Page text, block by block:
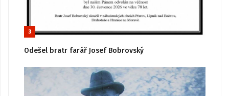
3
Odešel bratr farář Josef Bobrovský